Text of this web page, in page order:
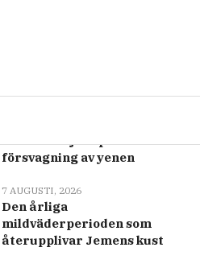
till att stödja Japans
försvagning av yenen
7 AUGUSTI, 2026
Den årliga
mildväderperioden som
återupplivar Jemens kust